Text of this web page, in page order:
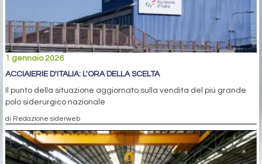
1 gennaio 2026
ACCIAIERIE D'ITALIA: L'ORA DELLA SCELTA
Il punto della situazione aggiornato sulla vendita del più grande
polo siderurgico nazionale
di Redazione siderweb